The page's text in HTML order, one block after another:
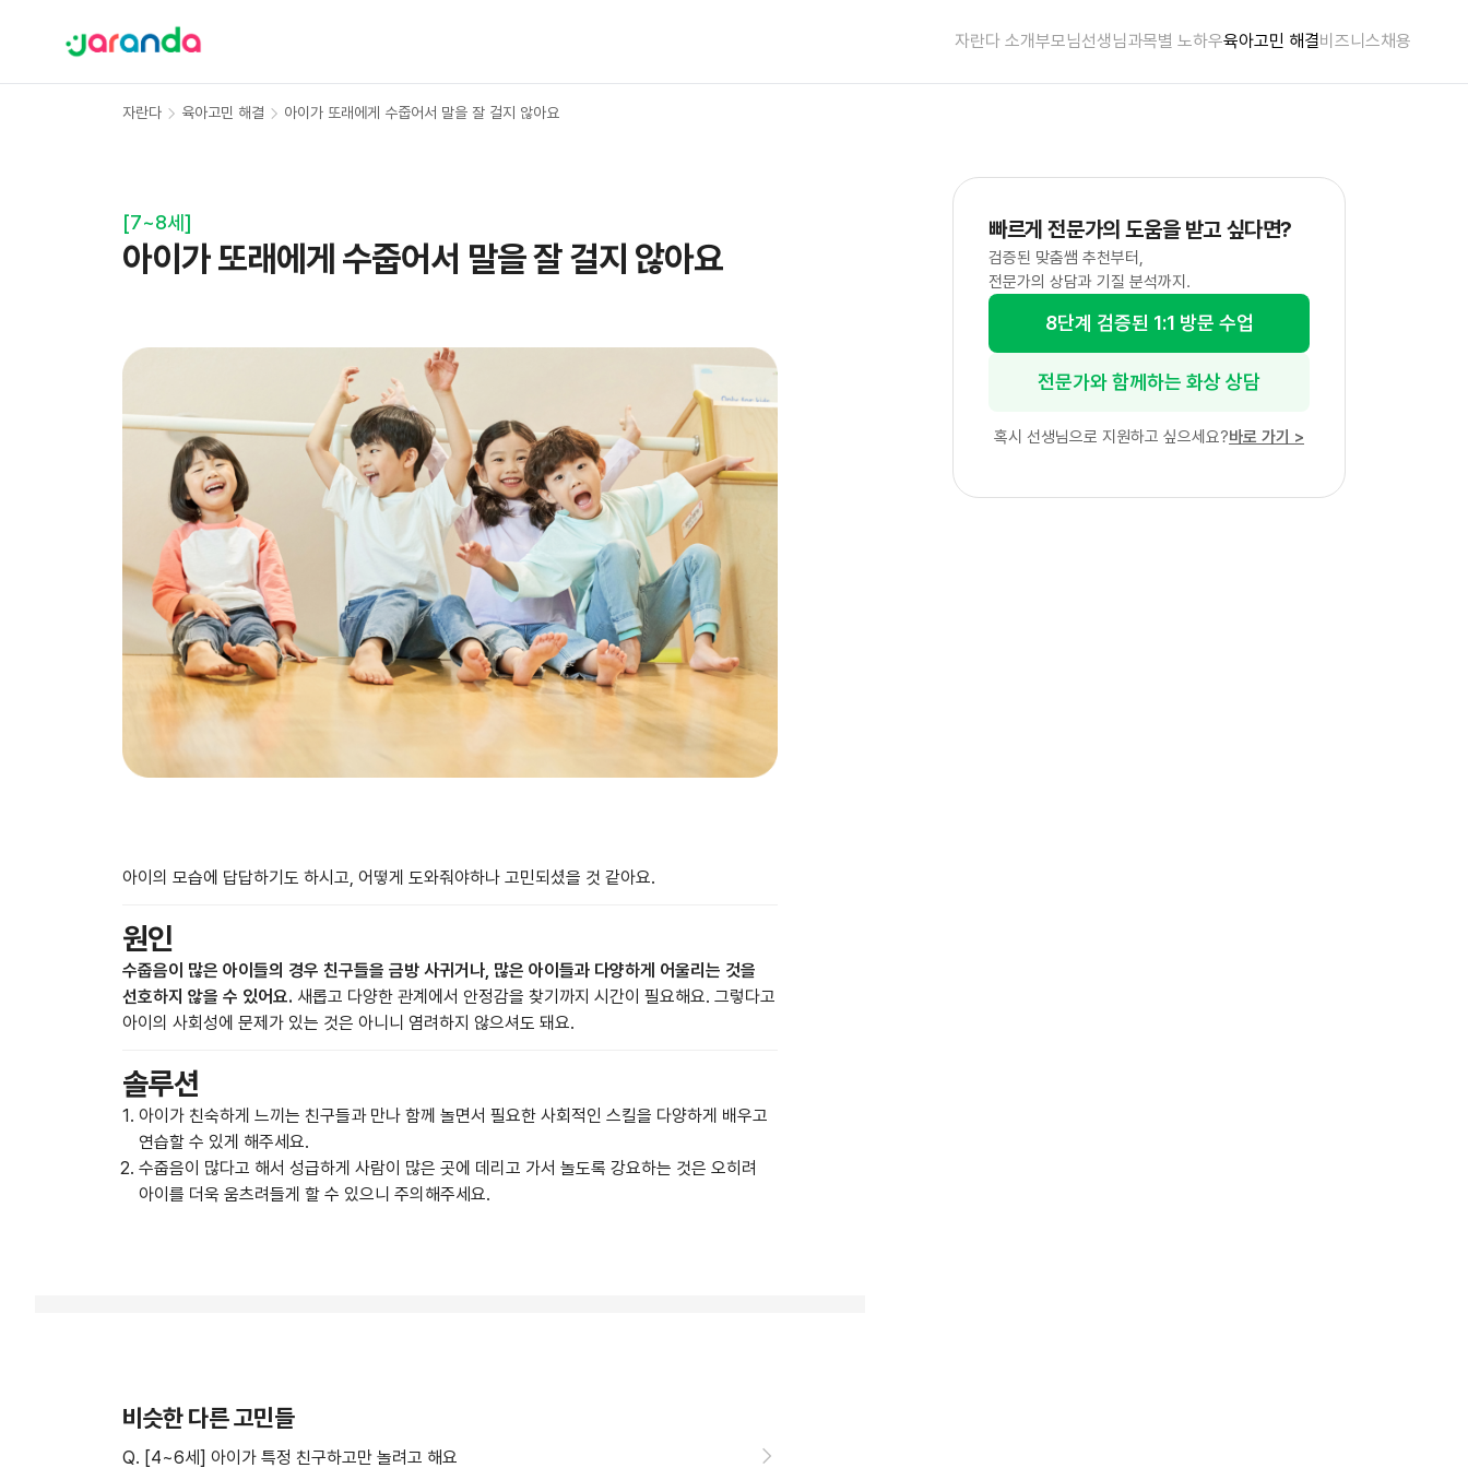
자란다 소개부모님선생님과목별 노하우육아고민 해결비즈니스채용
자란다 육아고민 해결 아이가 또래에게 수줍어서 말을 잘 걸지 않아요
[7~8세 ]
아이가 또래에게 수줍어서 말을 잘 걸지 않아요
아이의 모습에 답답하기도 하시고, 어떻게 도와줘야하나 고민되셨을 것 같아요.
원인
수줍음이 많은 아이들의 경우 친구들을 금방 사귀거나, 많은 아이들과 다양하게 어울리는 것을
선호하지 않을 수 있어요. 새롭고 다양한 관계에서 안정감을 찾기까지 시간이 필요해요. 그렇다고
아이의 사회성에 문제가 있는 것은 아니니 염려하지 않으셔도 돼요.
솔루션
아이가 친숙하게 느끼는 친구들과 만나 함께 놀면서 필요한 사회적인 스킬을 다양하게 배우고
연습할 수 있게 해주세요.
수줍음이 많다고 해서 성급하게 사람이 많은 곳에 데리고 가서 놀도록 강요하는 것은 오히려
아이를 더욱 움츠려들게 할 수 있으니 주의해주세요.
비슷한 다른 고민들
Q. [4~6세] 아이가 특정 친구하고만 놀려고 해요
빠르게 전문가의 도움을 받고 싶다면?
검증된 맞춤쌤 추천부터,
전문가의 상담과 기질 분석까지.
8단계 검증된 1:1 방문 수업
전문가와 함께하는 화상 상담
혹시 선생님으로 지원하고 싶으세요?바로 가기 >